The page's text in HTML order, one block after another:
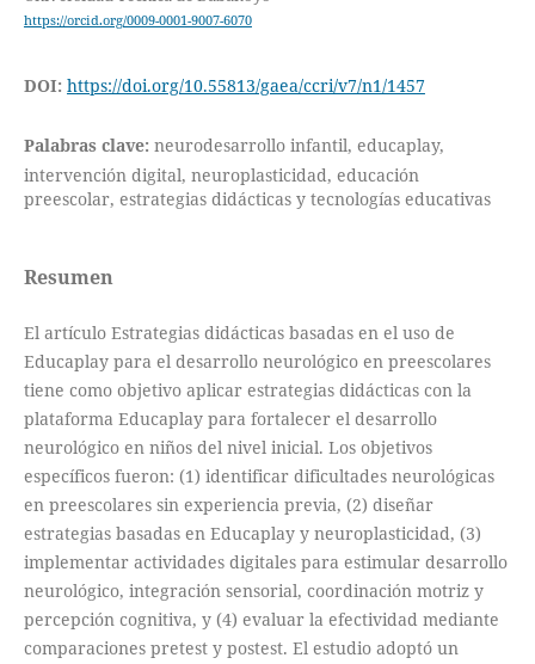
https://orcid.org/0009-0001-9007-6070
DOI: https://doi.org/10.55813/gaea/ccri/v7/n1/1457
Palabras clave: neurodesarrollo infantil, educaplay,
intervención digital, neuroplasticidad, educación
preescolar, estrategias didácticas y tecnologías educativas
Resumen
El artículo Estrategias didácticas basadas en el uso de
Educaplay para el desarrollo neurológico en preescolares
tiene como objetivo aplicar estrategias didácticas con la
plataforma Educaplay para fortalecer el desarrollo
neurológico en niños del nivel inicial. Los objetivos
específicos fueron: (1) identificar dificultades neurológicas
en preescolares sin experiencia previa, (2) diseñar
estrategias basadas en Educaplay y neuroplasticidad, (3)
implementar actividades digitales para estimular desarrollo
neurológico, integración sensorial, coordinación motriz y
percepción cognitiva, y (4) evaluar la efectividad mediante
comparaciones pretest y postest. El estudio adoptó un